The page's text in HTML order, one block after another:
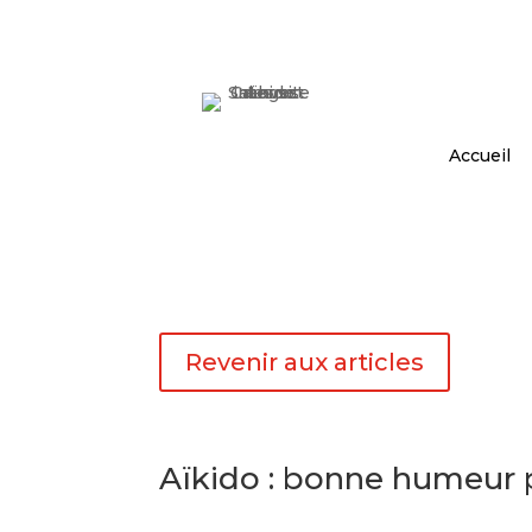
Accueil
Revenir aux articles
Aïkido : bonne humeur